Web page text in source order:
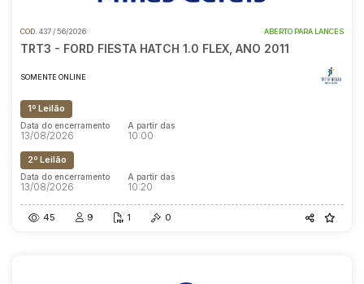
COD. 437 / 56/2026 ABERTO PARA LANCES
TRT3 - FORD FIESTA HATCH 1.0 FLEX, ANO 2011
SOMENTE ONLINE
1º Leilão
Data do encerramento
13/08/2026
A partir das
10:00
2º Leilão
Data do encerramento
13/08/2026
A partir das
10:20
45 9 1 0